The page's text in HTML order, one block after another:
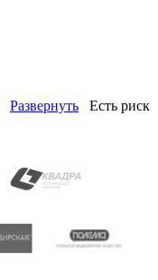
Развернуть Есть риск